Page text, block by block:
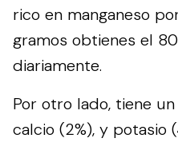
rico en manganeso
gramos obtienes el
diariamente.
Por otro lado, tiene
calcio (2%), y potasio